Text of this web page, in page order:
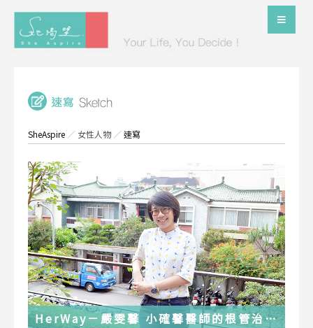
SheAspire ／ 女性人物／速寫
HerWay－嚴雯馨 小確馨醫師的根管治療